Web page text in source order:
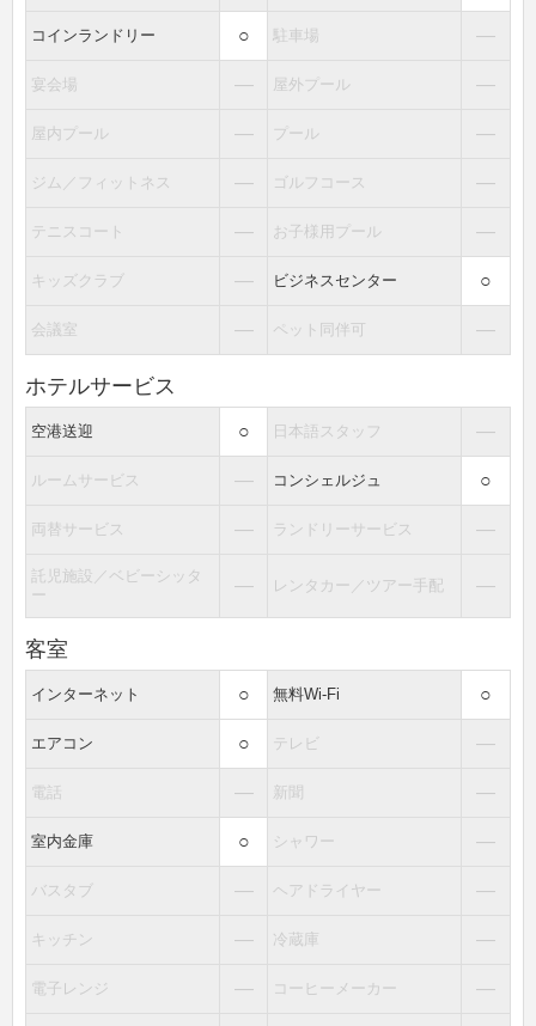
コインランドリー ○ 駐車場 ―
宴会場 ― 屋外プール ―
屋内プール ― プール ―
ジム／フィットネス ― ゴルフコース ―
テニスコート ― お子様用プール ―
キッズクラブ ― ビジネスセンター ○
会議室 ― ペット同伴可 ―
ホテルサービス
空港送迎 ○ 日本語スタッフ ―
ルームサービス ― コンシェルジュ ○
両替サービス ― ランドリーサービス ―
託児施設／ベビーシッタ
ー
― レンタカー／ツアー手配 ―
客室
インターネット ○ 無料Wi-Fi ○
エアコン ○ テレビ ―
電話 ― 新聞 ―
室内金庫 ○ シャワー ―
バスタブ ― ヘアドライヤー ―
キッチン ― 冷蔵庫 ―
電子レンジ ― コーヒーメーカー ―